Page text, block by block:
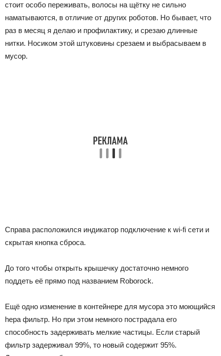
стоит особо переживать, волосы на щётку не сильно
наматываются, в отличие от других роботов. Но бывает, что
раз в месяц я делаю и профилактику, и срезаю длинные
нитки. Носиком этой штуковины срезаем и выбрасываем в
мусор.
Справа расположился индикатор подключение к wi-fi сети и
скрытая кнопка сброса.
До того чтобы открыть крышечку достаточно немного
поддеть её прямо под названием Roborock.
Ещё одно изменение в контейнере для мусора это моющийся
hepa фильтр. Но при этом немного пострадала его
способность задерживать мелкие частицы. Если старый
фильтр задерживал 99%, то новый содержит 95%.